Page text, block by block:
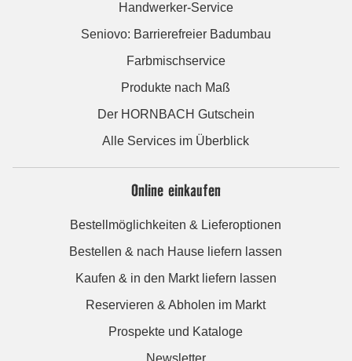
Handwerker-Service
Seniovo: Barrierefreier Badumbau
Farbmischservice
Produkte nach Maß
Der HORNBACH Gutschein
Alle Services im Überblick
Online einkaufen
Bestellmöglichkeiten & Lieferoptionen
Bestellen & nach Hause liefern lassen
Kaufen & in den Markt liefern lassen
Reservieren & Abholen im Markt
Prospekte und Kataloge
Newsletter